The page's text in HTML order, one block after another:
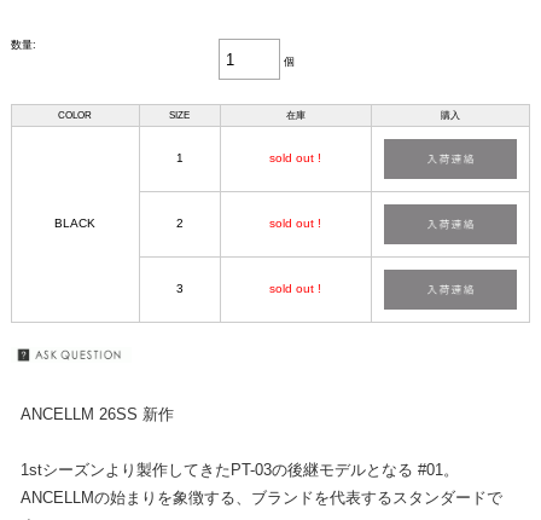
数量:
個
COLOR SIZE 在庫 購入
BLACK
1 sold out !
2 sold out !
3 sold out !
ANCELLM 26SS 新作
1stシーズンより製作してきたPT-03の後継モデルとなる #01。
ANCELLMの始まりを象徴する、ブランドを代表するスタンダードで